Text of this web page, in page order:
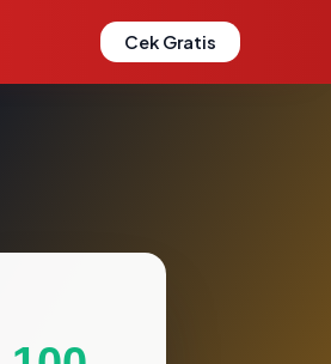
Cek Gratis